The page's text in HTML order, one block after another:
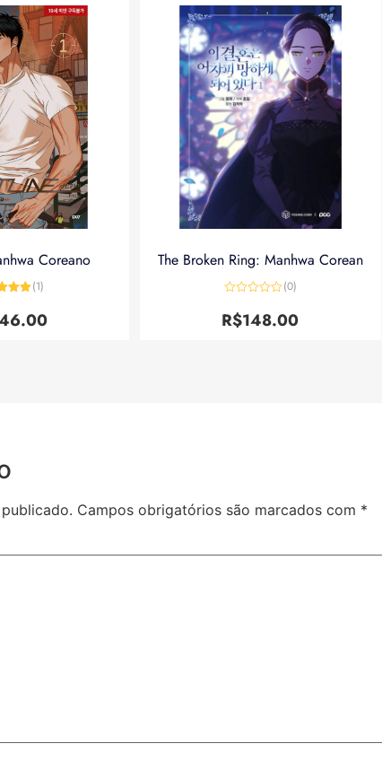
Coreano
5
(1)
The Broken Ring: Manhwa Corean
0
de
(0)
R$148.00
Campos obrigatórios são marcados com *